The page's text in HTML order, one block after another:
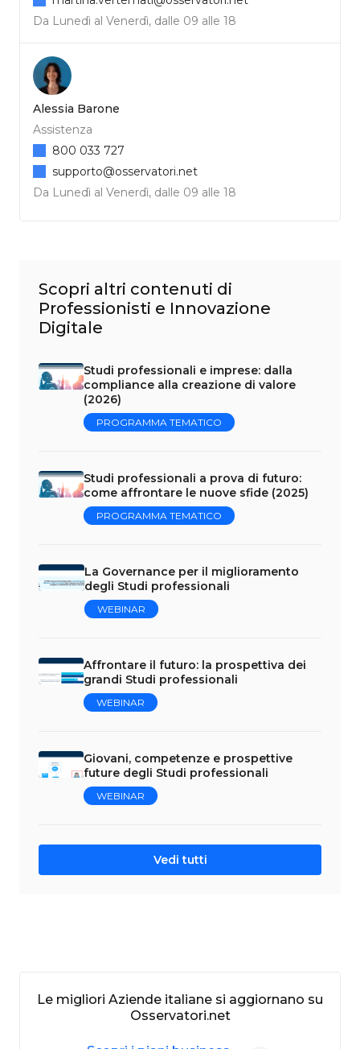
Da Lunedì al Venerdì, dalle 09 alle 18
Alessia Barone
Assistenza
Da Lunedì al Venerdì, dalle 09 alle 18
800 033 727
supporto@osservatori.net
Scopri altri contenuti di
Professionisti e Innovazione
Digitale
Studi professionali e imprese: dalla
compliance alla creazione di valore
(2026)
PROGRAMMA TEMATICO
Studi professionali a prova di futuro:
come affrontare le nuove sfide (2025)
PROGRAMMA TEMATICO
La Governance per il miglioramento
degli Studi professionali
WEBINAR
Affrontare il futuro: la prospettiva dei
grandi Studi professionali
WEBINAR
Giovani, competenze e prospettive
future degli Studi professionali
WEBINAR
Vedi tutti
Le migliori Aziende italiane si aggiornano su
Osservatori.net